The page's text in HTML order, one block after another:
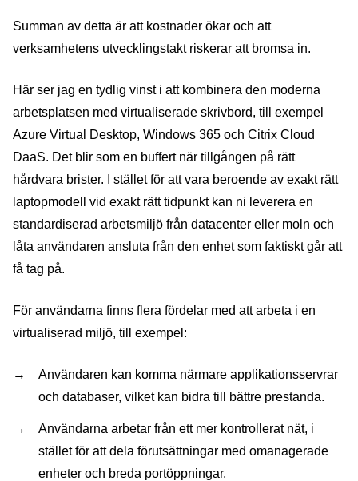
Summan av detta är att kostnader ökar och att
verksamhetens utvecklingstakt riskerar att bromsa in.
Här ser jag en tydlig vinst i att kombinera den moderna
arbetsplatsen med virtualiserade skrivbord, till exempel
Azure Virtual Desktop, Windows 365 och Citrix Cloud
DaaS. Det blir som en buffert när tillgången på rätt
hårdvara brister. I stället för att vara beroende av exakt rätt
laptopmodell vid exakt rätt tidpunkt kan ni leverera en
standardiserad arbetsmiljö från datacenter eller moln och
låta användaren ansluta från den enhet som faktiskt går att
få tag på.
För användarna finns flera fördelar med att arbeta i en
virtualiserad miljö, till exempel:
Användaren kan komma närmare applikationsservrar
och databaser, vilket kan bidra till bättre prestanda.
Användarna arbetar från ett mer kontrollerat nät, i
stället för att dela förutsättningar med omanagerade
enheter och breda portöppningar.